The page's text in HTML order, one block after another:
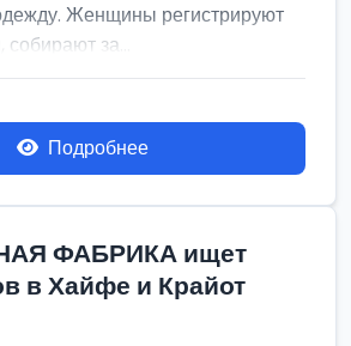
Женщины регистрируют
за...
Подробнее
ФАБРИКА ищет
в Хайфе и Крайот